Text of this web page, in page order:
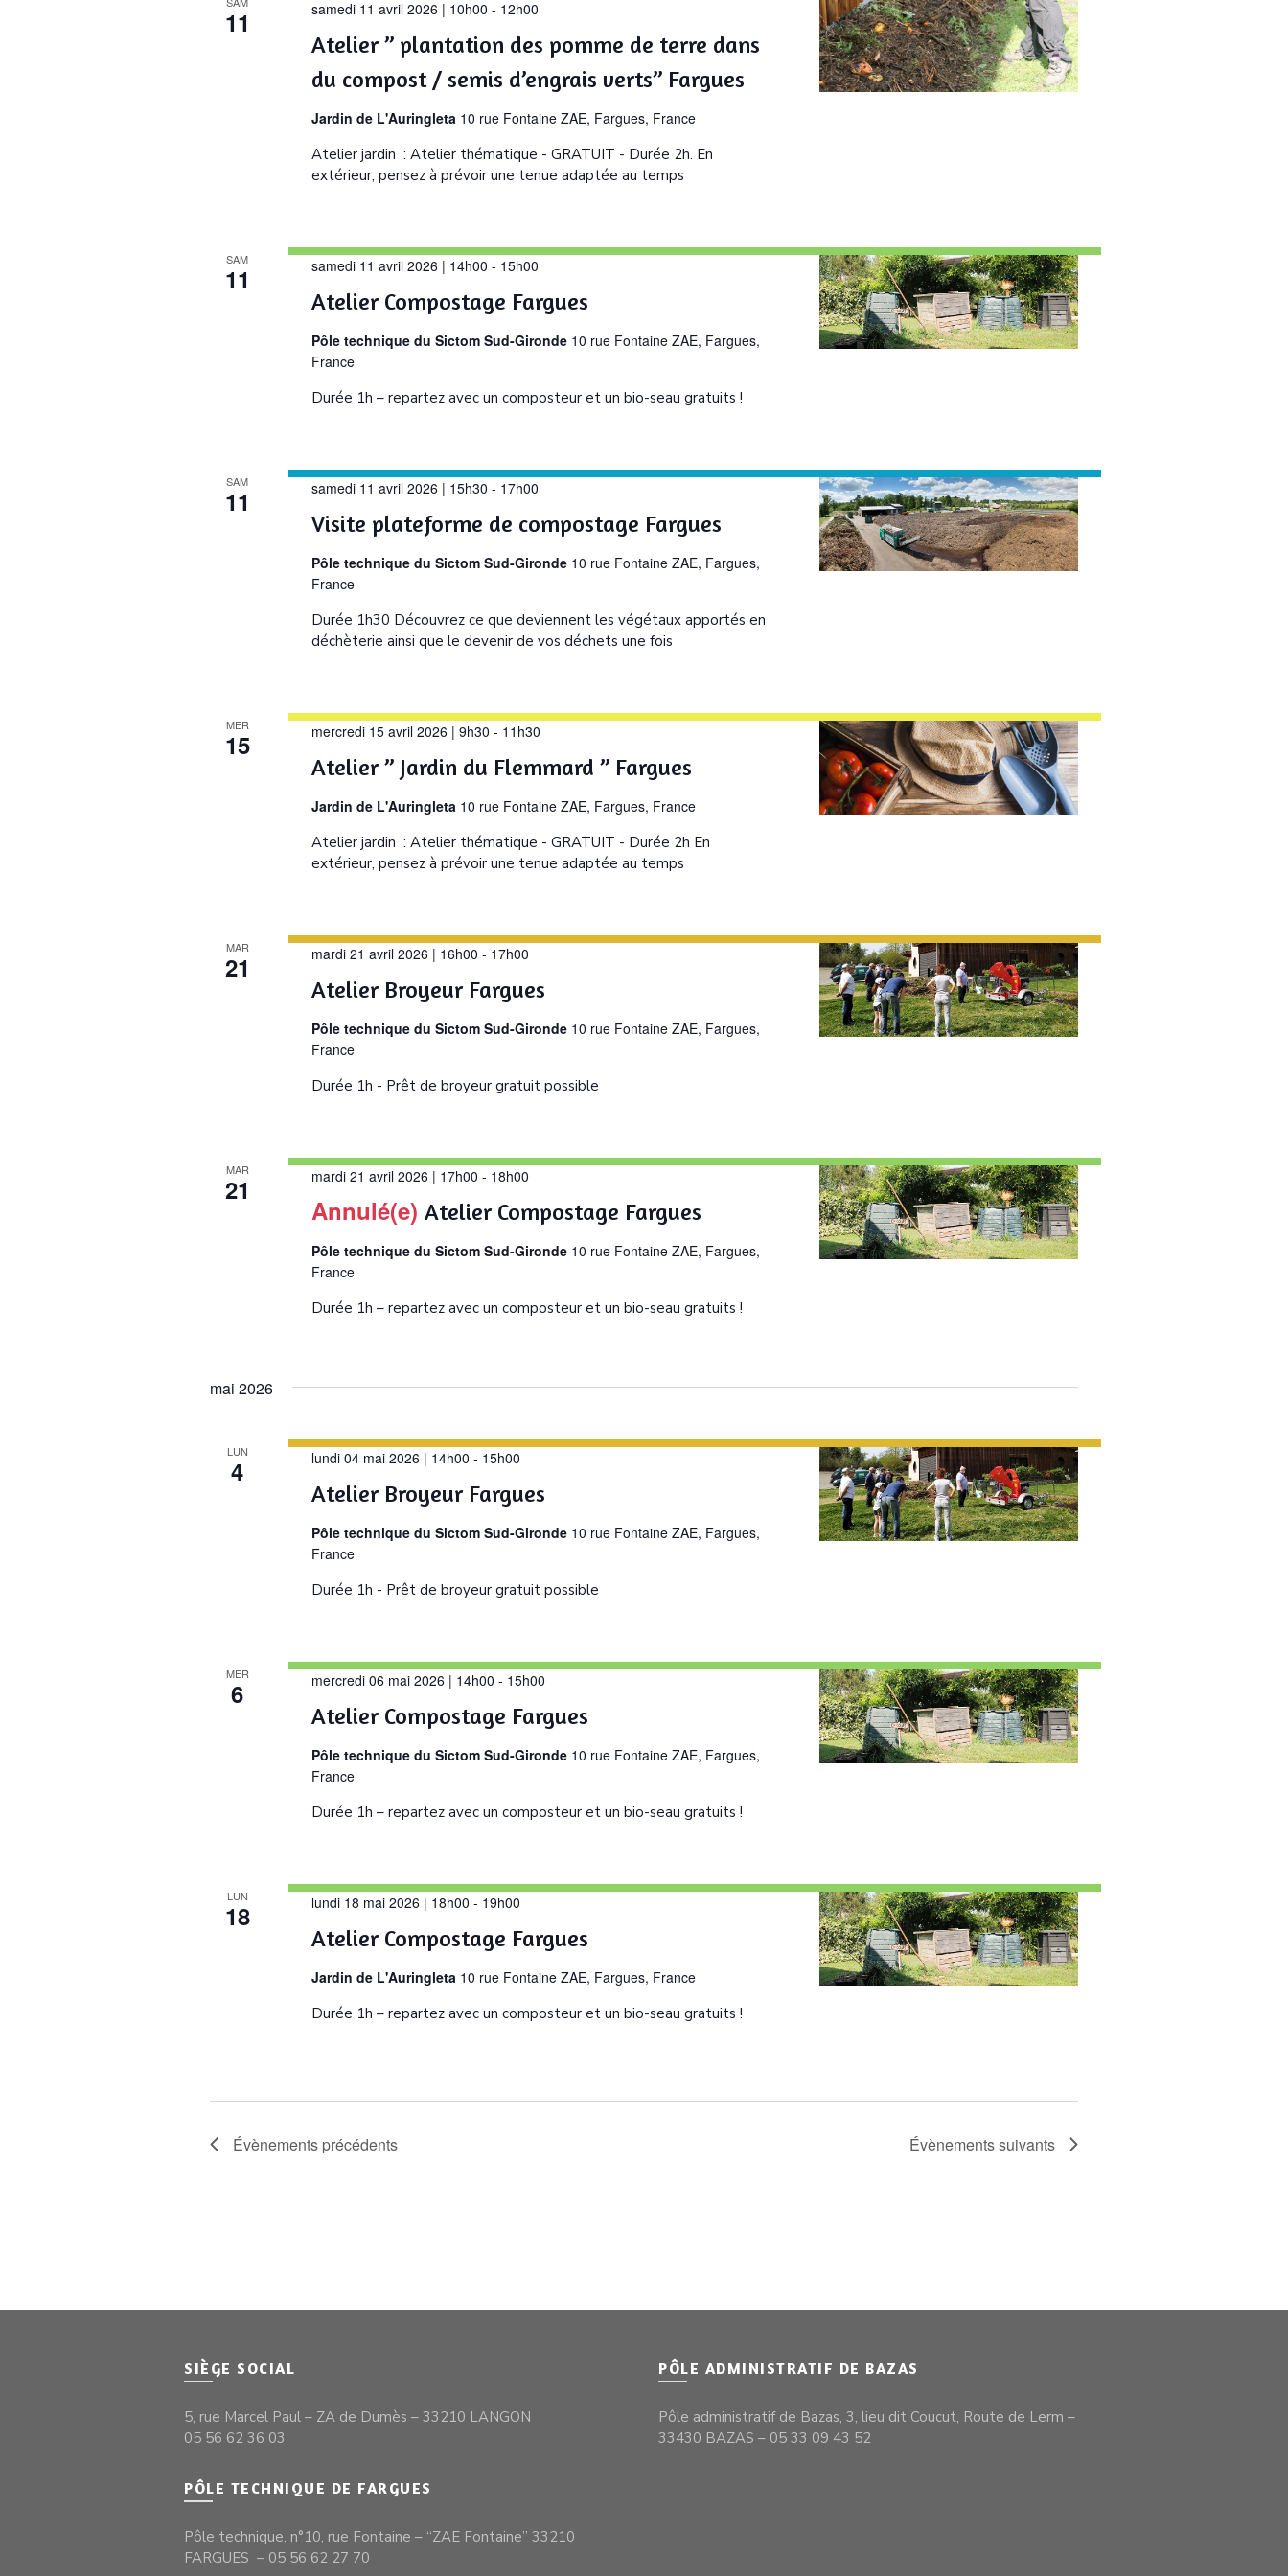
11 samedi 11 avril 2026 | 10h00 - 12h00
Atelier ” plantation des pomme de terre dans
du compost / semis d’engrais verts” Fargues
Jardin de L'Auringleta 10 rue Fontaine ZAE, Fargues, France
Atelier jardin : Atelier thématique - GRATUIT - Durée 2h. En
extérieur, pensez à prévoir une tenue adaptée au temps
SAM
11 samedi 11 avril 2026 | 14h00 - 15h00
Atelier Compostage Fargues
Pôle technique du Sictom Sud-Gironde 10 rue Fontaine ZAE, Fargues,
France
Durée 1h – repartez avec un composteur et un bio-seau gratuits !
SAM
11 samedi 11 avril 2026 | 15h30 - 17h00
Visite plateforme de compostage Fargues
Pôle technique du Sictom Sud-Gironde 10 rue Fontaine ZAE, Fargues,
France
Durée 1h30 Découvrez ce que deviennent les végétaux apportés en
déchèterie ainsi que le devenir de vos déchets une fois
MER
15 mercredi 15 avril 2026 | 9h30 - 11h30
Atelier ” Jardin du Flemmard ” Fargues
Jardin de L'Auringleta 10 rue Fontaine ZAE, Fargues, France
Atelier jardin : Atelier thématique - GRATUIT - Durée 2h En
extérieur, pensez à prévoir une tenue adaptée au temps
MAR
21 mardi 21 avril 2026 | 16h00 - 17h00
Atelier Broyeur Fargues
Pôle technique du Sictom Sud-Gironde 10 rue Fontaine ZAE, Fargues,
France
Durée 1h - Prêt de broyeur gratuit possible
MAR
21 mardi 21 avril 2026 | 17h00 - 18h00
Annulé(e) Atelier Compostage Fargues
Pôle technique du Sictom Sud-Gironde 10 rue Fontaine ZAE, Fargues,
France
Durée 1h – repartez avec un composteur et un bio-seau gratuits !
mai 2026
LUN
4 lundi 04 mai 2026 | 14h00 - 15h00
Atelier Broyeur Fargues
Pôle technique du Sictom Sud-Gironde 10 rue Fontaine ZAE, Fargues,
France
Durée 1h - Prêt de broyeur gratuit possible
MER
6 mercredi 06 mai 2026 | 14h00 - 15h00
Atelier Compostage Fargues
Pôle technique du Sictom Sud-Gironde 10 rue Fontaine ZAE, Fargues,
France
Durée 1h – repartez avec un composteur et un bio-seau gratuits !
LUN
18 lundi 18 mai 2026 | 18h00 - 19h00
Atelier Compostage Fargues
Jardin de L'Auringleta 10 rue Fontaine ZAE, Fargues, France
Durée 1h – repartez avec un composteur et un bio-seau gratuits !
Évènements précédents Évènementssuivants
SIÈGE SOCIAL
5, rue Marcel Paul – ZA de Dumès – 33210 LANGON
05 56 62 36 03
PÔLE TECHNIQUE DE FARGUES
Pôle technique, n°10, rue Fontaine – “ZAE Fontaine” 33210
FARGUES – 05 56 62 27 70
PÔLE ADMINISTRATIF DE BAZAS
Pôle administratif de Bazas, 3, lieu dit Coucut, Route de Lerm –
33430 BAZAS – 05 33 09 43 52